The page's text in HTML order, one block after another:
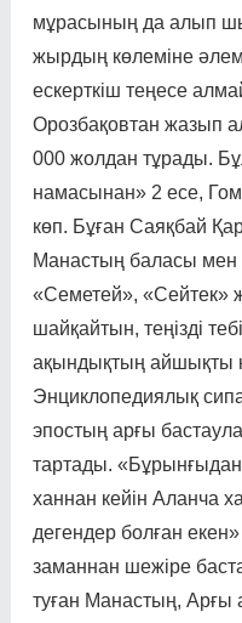
мұрасының да алып
жырдың көлеміне
ескерткіш теңесе
Орозбақовтан жазып
000 жолдан тұрады.
намасынан» 2 есе,
көп. Бұ­ған Саяқ­бай
Манастың баласы мен
«Семетей», «Сейтек»
шайқайтын, те­ңіз­ді
ақындықтың айшық­ты
Энциклопедиялық
эпос­тың арғы
тартады.
ханнан кейін Аланча
дегендер болған
заманнан шежіре
туған Манастың, Арғы